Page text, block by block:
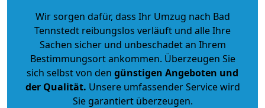
Wir sorgen dafür, dass Ihr Umzug nach Bad
Tennstedt reibungslos verläuft und alle Ihre
Sachen sicher und unbeschadet an Ihrem
Bestimmungsort ankommen. Überzeugen Sie
sich selbst von den günstigen Angeboten und
der Qualität. Unsere umfassender Service wird
Sie garantiert überzeugen.